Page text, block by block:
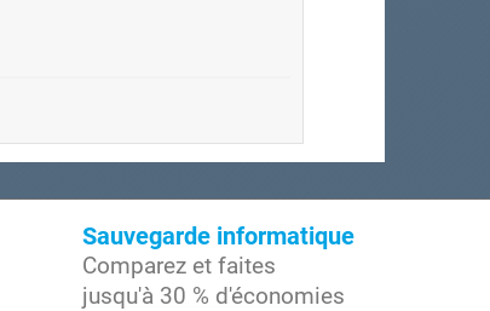
Sauvegarde informatique
Comparez et faites
jusqu'à 30 % d'économies